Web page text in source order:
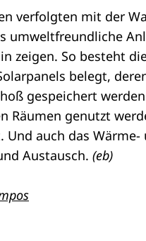
verfolgten mit der
umweltfreundliche
zeigen. So besteht
belegt,
gespeichert
Räumen genutzt
Und auch das
Austausch. (eb)